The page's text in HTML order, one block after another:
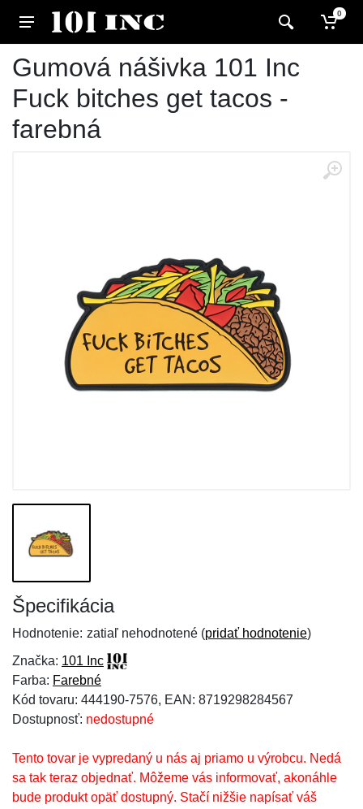
0
Gumová nášivka 101 Inc
Fuck bitches get tacos -
farebná
Špecifikácia
Hodnotenie: zatiaľ nehodnotené (pridať hodnotenie)
Značka: 101 Inc
Farba: Farebné
Kód tovaru: 444190-7576, EAN: 8719298284567
Dostupnosť: nedostupné
Tento tovar je vypredaný u nás aj priamo u výrobcu. Nedá
sa tak teraz objednať. Môžeme vás informovať, akonáhle
bude produkt opäť dostupný. Stačí nižšie napísať váš